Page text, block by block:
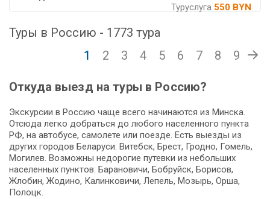
Туруслуга 550 BYN
Туры в Россию - 1773 тура
1
2 3 4 5 6 7 8 9
Откуда выезд на туры в Россию?
Экскурсии в Россию чаще всего начинаются из Минска.
Отсюда легко добраться до любого населенного пункта
РФ, на автобусе, самолете или поезде. Есть выезды из
других городов Беларуси: Витебск, Брест, Гродно, Гомель,
Могилев. Возможны недорогие путевки из небольших
населенных пунктов: Барановичи, Бобруйск, Борисов,
Жлобин, Жодино, Калинковичи, Лепель, Мозырь, Орша,
Полоцк.